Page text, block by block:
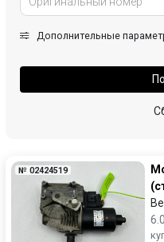
Дополнительные
№ 02424519